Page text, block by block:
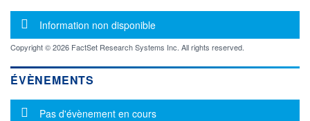
Message d'information
Information non disponible
Copyright © 2026 FactSet Research Systems Inc. All rights reserved.
ÉVÈNEMENTS
Message d'information
Pas d'évènement en cours